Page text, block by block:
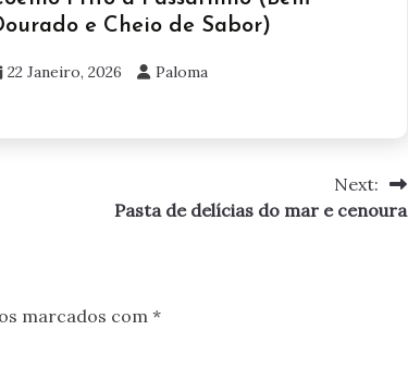
e Cheio de Sabor)
22 Janeiro, 2026 Paloma
Next:
Pasta de delícias do mar e cenoura
marcados com*